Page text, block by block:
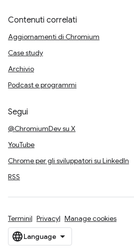
Contenuti correlati
Aggiornamenti di Chromium
Case study
Archivio
Podcast e programmi
Segui
@ChromiumDev su X
YouTube
Chrome per gli sviluppatori su LinkedIn
RSS
Termini Privacy Manage cookies